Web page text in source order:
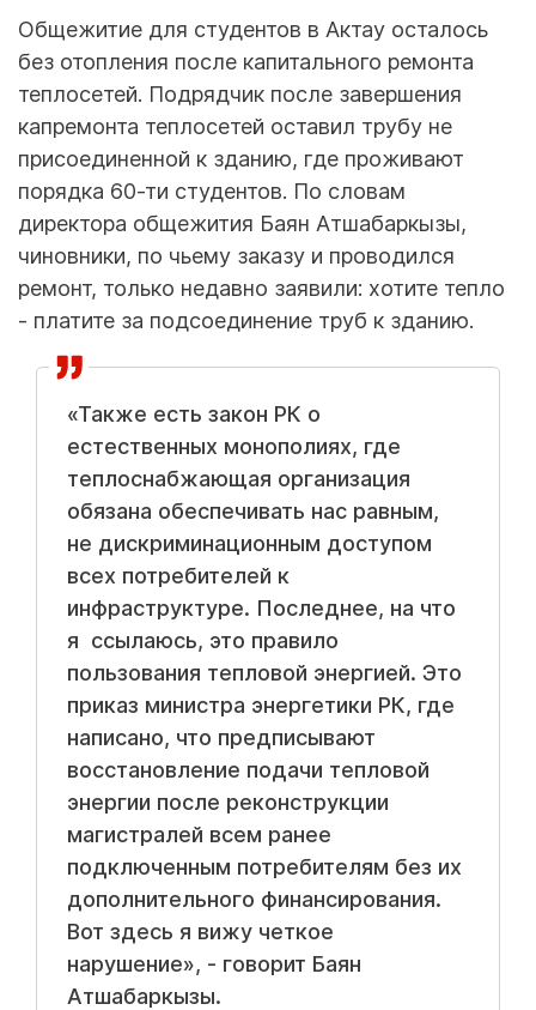
Общежитие для студентов в Актау осталось
без отопления после капитального ремонта
теплосетей. Подрядчик после завершения
капремонта теплосетей оставил трубу не
присоединенной к зданию, где проживают
порядка 60-ти студентов. По словам
директора общежития Баян Атшабаркызы,
чиновники, по чьему заказу и проводился
ремонт, только недавно заявили: хотите тепло
- платите за подсоединение труб к зданию.
«Также есть закон РК о
естественных монополиях, где
теплоснабжающая организация
обязана обеспечивать нас равным,
не дискриминационным доступом
всех потребителей к
инфраструктуре. Последнее, на что
я ссылаюсь, это правило
пользования тепловой энергией. Это
приказ министра энергетики РК, где
написано, что предписывают
восстановление подачи тепловой
энергии после реконструкции
магистралей всем ранее
подключенным потребителям без их
дополнительного финансирования.
Вот здесь я вижу четкое
нарушение», - говорит Баян
Атшабаркызы.